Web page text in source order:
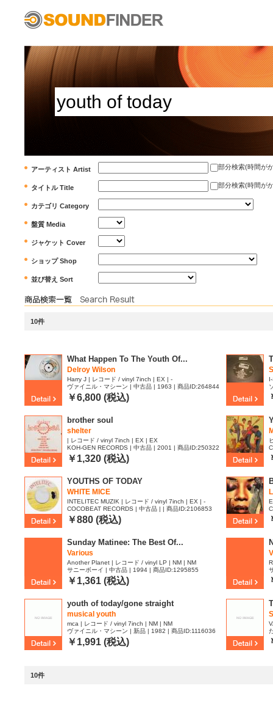
アーティスト Artist 部分検索(時間が
タイトル Title 部分検索(時間が
カテゴリ Category
盤質 Media
ジャケット Cover
ショップ Shop
並び替え Sort
10件
What Happen To The Youth Of...
Delroy Wilson ‎
Harry J | レコード / vinyl 7inch | EX | -
ヴァイニル・マシーン | 中古品 | 1963 | 商品ID:264844
0￥6,800 (税込)
brother soul
shelter
| レコード / vinyl 7inch | EX | EX
KOH-GEN RECORDS | 中古品 | 2001 | 商品ID:250322
9￥1,320 (税込)
YOUTHS OF TODAY
WHITE MICE
INTELITEC MUZIK | レコード / vinyl 7inch | EX | -
COCOBEAT RECORDS | 中古品 | | 商品ID:2106853
￥880 (税込)
Sunday Matinee: The Best Of...
Various
Another Planet | レコード / vinyl LP | NM | NM
サニーボーイ | 中古品 | 1994 | 商品ID:1295855
￥1,361 (税込)
youth of today/gone straight
musical youth
mca | レコード / vinyl 7inch | NM | NM
ヴァイニル・マシーン | 新品 | 1982 | 商品ID:1116036
￥1,991 (税込)
10件